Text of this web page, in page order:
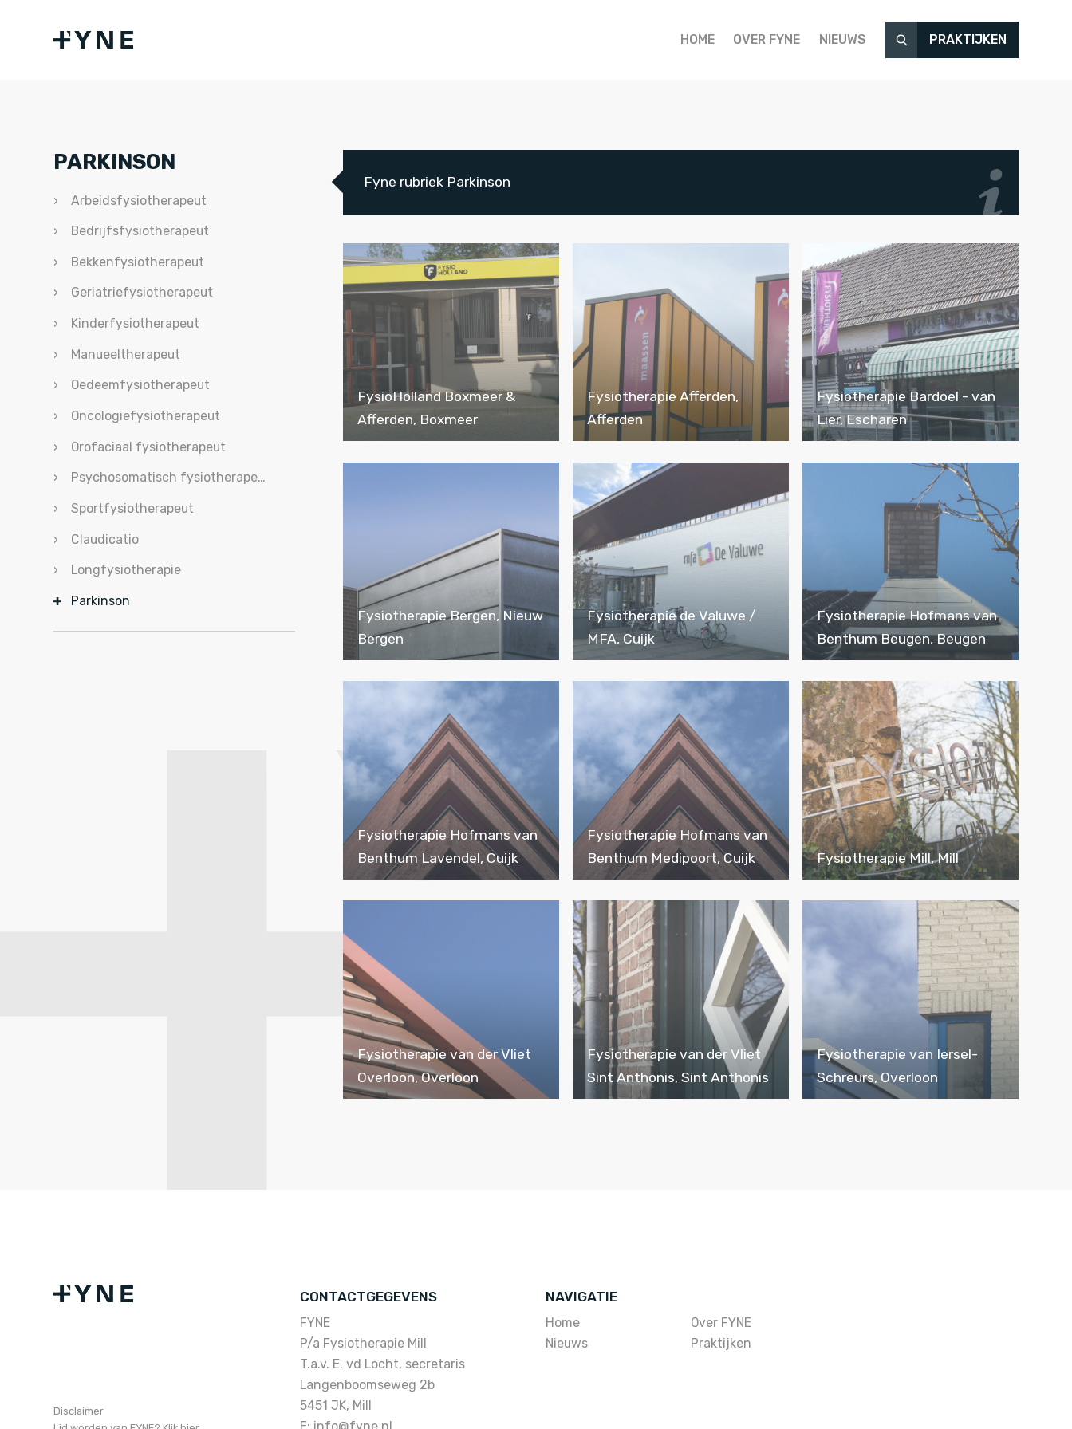
HOME OVER FYNE NIEUWS PRAKTIJKEN
PARKINSON
Arbeidsfysiotherapeut
Bedrijfsfysiotherapeut
Bekkenfysiotherapeut
Geriatriefysiotherapeut
Kinderfysiotherapeut
Manueeltherapeut
Oedeemfysiotherapeut
Oncologiefysiotherapeut
Orofaciaal fysiotherapeut
Psychosomatisch fysiotherapeut
Sportfysiotherapeut
Claudicatio
Longfysiotherapie
Parkinson
Fyne rubriek Parkinson
FysioHolland Boxmeer &
Afferden, Boxmeer
Fysiotherapie Afferden,
Afferden
Fysiotherapie Bardoel - van
Lier, Escharen
Fysiotherapie Bergen, Nieuw
Bergen
Fysiotherapie de Valuwe /
MFA, Cuijk
Fysiotherapie Hofmans van
Benthum Beugen, Beugen
Fysiotherapie Hofmans van
Benthum Lavendel, Cuijk
Fysiotherapie Hofmans van
Benthum Medipoort, Cuijk
Fysiotherapie Mill, Mill
Fysiotherapie van der Vliet
Overloon, Overloon
Fysiotherapie van der Vliet
Sint Anthonis, Sint Anthonis
Fysiotherapie van Iersel-
Schreurs, Overloon
CONTACTGEGEVENS
FYNE
P/a Fysiotherapie Mill
T.a.v. E. vd Locht, secretaris
Langenboomseweg 2b
5451 JK, Mill
NAVIGATIE
Home
Over FYNE
Nieuws
Praktijken
Disclaimer